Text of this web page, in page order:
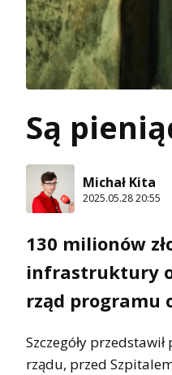
Są
Michał Kita
2025.05.28 20:55
130 milionów
infrastruktury
rząd programu
Szczegóły
rządu, przed